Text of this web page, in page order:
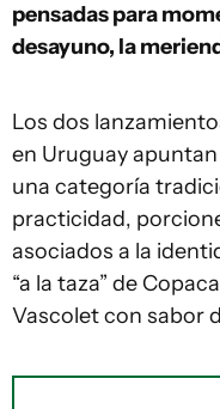
pensadas para
desayuno, la
Los dos
en Uruguay
una categoría
practicidad,
asociados a la
“a la taza” de
Vascolet con sabor